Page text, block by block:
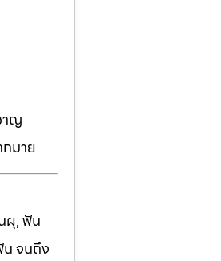
าญ
มาย
ผุ, ฟัน
จนถึง